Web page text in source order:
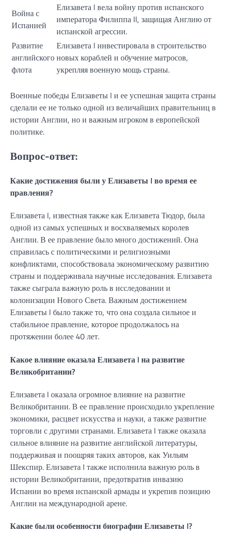
Война с
Испанией
Елизавета I вела войну против испанского
императора Филиппа II, защищая Англию от
испанской агрессии.
Развитие
английского
флота
Елизавета I инвестировала в строительство
новых кораблей и обучение матросов,
укрепляя военную мощь страны.
Военные победы Елизаветы I и ее успешная защита страны
сделали ее не только одной из величайших правительниц в
истории Англии, но и важным игроком в европейской
политике.
Вопрос-ответ:
Какие достижения были у Елизаветы I во время ее
правления?
Елизавета I, известная также как Елизавета Тюдор, была
одной из самых успешных и восхваляемых королев
Англии. В ее правление было много достижений. Она
справилась с политическими и религиозными
конфликтами, способствовала экономическому развитию
страны и поддерживала научные исследования. Елизавета
также сыграла важную роль в исследовании и
колонизации Нового Света. Важным достижением
Елизаветы I было также то, что она создала сильное и
стабильное правление, которое продолжалось на
протяжении более 40 лет.
Какое влияние оказала Елизавета I на развитие
Великобритании?
Елизавета I оказала огромное влияние на развитие
Великобритании. В ее правление происходило укрепление
экономики, расцвет искусства и науки, а также развитие
торговли с другими странами. Елизавета I также оказала
сильное влияние на развитие английской литературы,
поддерживая и поощряя таких авторов, как Уильям
Шекспир. Елизавета I также исполнила важную роль в
истории Великобритании, предотвратив инвазию
Испании во время испанской армады и укрепив позицию
Англии на международной арене.
Какие были особенности биографии Елизаветы I?